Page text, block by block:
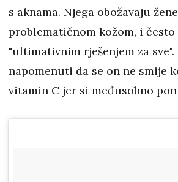
s aknama. Njega obožavaju
problematičnom kožom, i
"ultimativnim rješenjem za sve".
napomenuti da se on ne smije
vitamin C jer si međusobno